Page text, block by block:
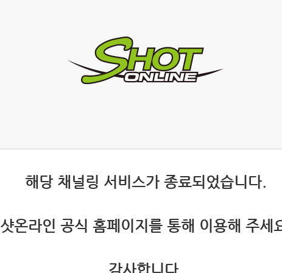
해당 채널링 서비스가 종료되었습니다.
샷온라인 공식 홈페이지를 통해 이용해 주세